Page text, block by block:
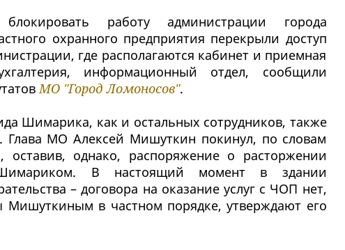
работу администрации города
охранного предприятия перекрыли доступ
где располагаются кабинет и приемная
информационный отдел, сообщили
МО "Город Ломоносов".
Шимарика, как и остальных сотрудников, также
Глава МО Алексей Мишуткин покинул, по словам
оставив, однако, распоряжение о расторжении
В настоящий момент в здании
– договора на оказание услуг с ЧОП нет,
Мишуткиным в частном порядке, утверждают его